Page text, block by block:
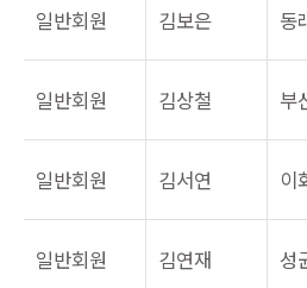
일반회원 김보은 동
일반회원 김상철 부
일반회원 김서연 이
일반회원 김연재 성